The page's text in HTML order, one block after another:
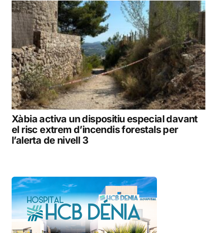
Xàbia activa un dispositiu especial davant
el risc extrem d’incendis forestals per
l’alerta de nivell 3